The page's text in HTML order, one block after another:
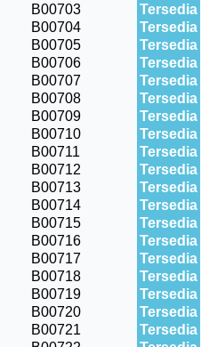
B00703
Tersedia
B00704
Tersedia
B00705
Tersedia
B00706
Tersedia
B00707
Tersedia
B00708
Tersedia
B00709
Tersedia
B00710
Tersedia
B00711
Tersedia
B00712
Tersedia
B00713
Tersedia
B00714
Tersedia
B00715
Tersedia
B00716
Tersedia
B00717
Tersedia
B00718
Tersedia
B00719
Tersedia
B00720
Tersedia
B00721
Tersedia